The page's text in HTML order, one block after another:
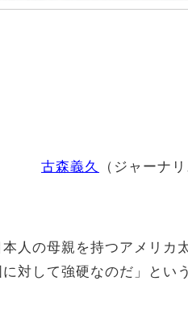
古森義久 （ジャーナ
人の母親を持つアメリカ
対して強硬なのだ」とい